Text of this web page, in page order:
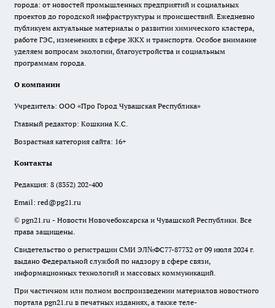
города: от новостей промышленных предприятий и социальных
проектов до городской инфраструктуры и происшествий. Ежедневно
публикуем актуальные материалы о развитии химического кластера,
работе ГЭС, изменениях в сфере ЖКХ и транспорта. Особое внимание
уделяем вопросам экологии, благоустройства и социальным
программам города.
О компании
Учредитель: ООО «Про Город Чувашская Республика»
Главный редактор: Кошкина К.С.
Возрастная категория сайта: 16+
Контакты
Редакция: 8 (8352) 202-400
Email: red@pg21.ru
© pgn21.ru - Новости Новочебоксарска и Чувашской Республики. Все
права защищены.
Свидетельство о регистрации СМИ ЭЛ№ФС77-87732 от 09 июля 2024 г.
выдано Федеральной службой по надзору в сфере связи,
информационных технологий и массовых коммуникаций.
При частичном или полном воспроизведении материалов новостного
портала pgn21.ru в печатных изданиях, а также теле-